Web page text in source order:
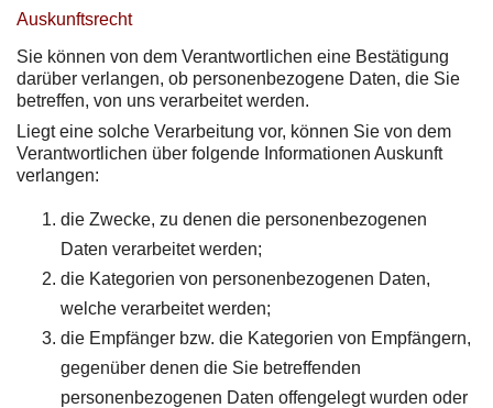
Auskunftsrecht
Sie können von dem Verantwortlichen eine Bestätigung
darüber verlangen, ob personenbezogene Daten, die Sie
betreffen, von uns verarbeitet werden.
Liegt eine solche Verarbeitung vor, können Sie von dem
Verantwortlichen über folgende Informationen Auskunft
verlangen:
die Zwecke, zu denen die personenbezogenen
Daten verarbeitet werden;
die Kategorien von personenbezogenen Daten,
welche verarbeitet werden;
die Empfänger bzw. die Kategorien von Empfängern,
gegenüber denen die Sie betreffenden
personenbezogenen Daten offengelegt wurden oder